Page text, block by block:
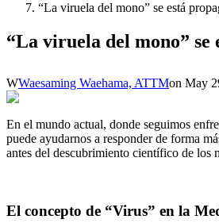
“La viruela del mono” se está
“La viruela del mono”
WWaesaming Waehama, ATTMon May
En el mundo actual, donde seguimos
puede ayudarnos a responder de forma
antes del descubrimiento científico de los
El concepto de “Virus” en la